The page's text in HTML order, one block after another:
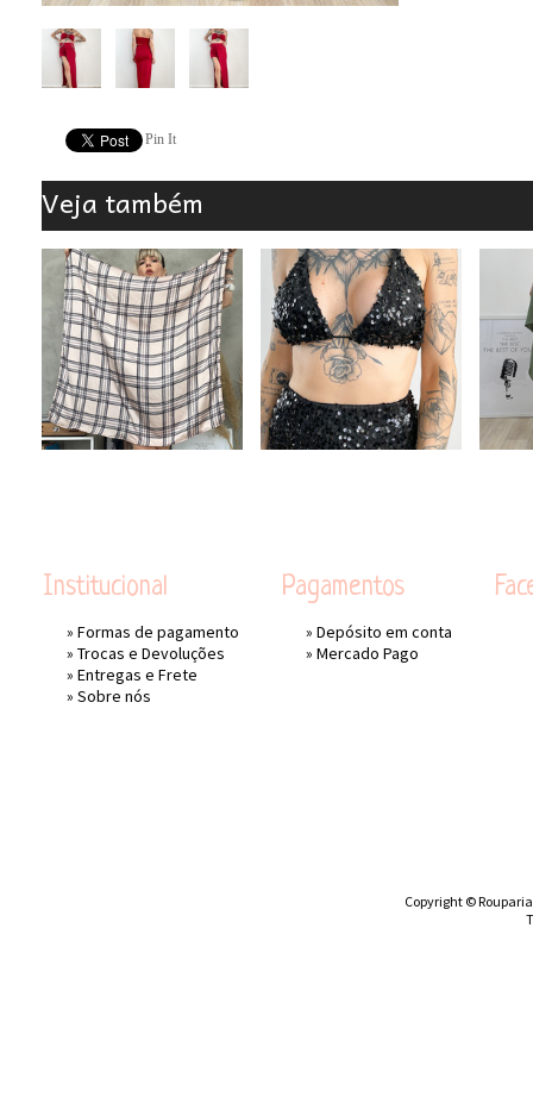
Pin It
Veja também
Institucional
» Formas de pagamento
» Trocas e Devoluções
» Entregas e Frete
» Sobre nós
Pagamentos
» Depósito em conta
» Mercado Pago
Copyright ©